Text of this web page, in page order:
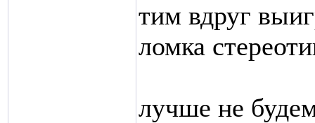
тим вдруг
ломка
лучше не